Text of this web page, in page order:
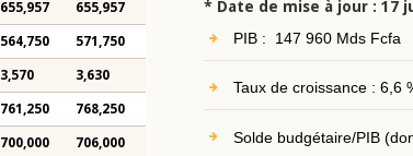
655,957 655,957
564,750 571,750
3,570 3,630
761,250 768,250
700,000 706,000
* Date de mise à jour : 17
PIB : 147 960 Mds Fcfa
Taux de croissance : 6,6
Solde budgétaire/PIB